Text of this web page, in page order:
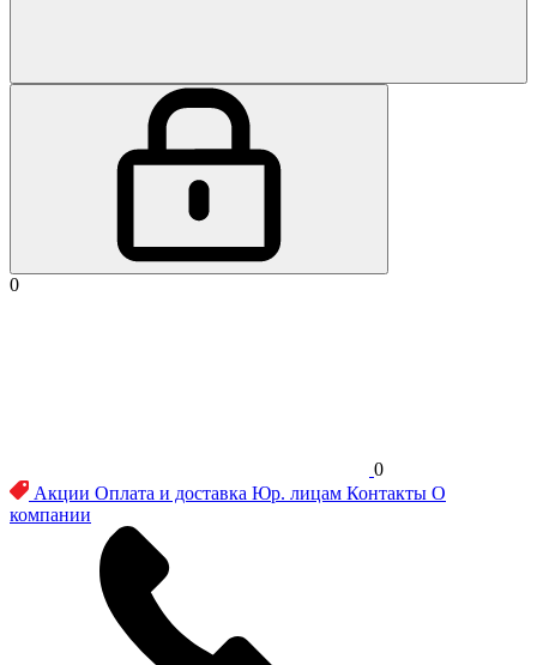
0
0
Акции Оплата и доставка Юр. лицам Контакты О
компании